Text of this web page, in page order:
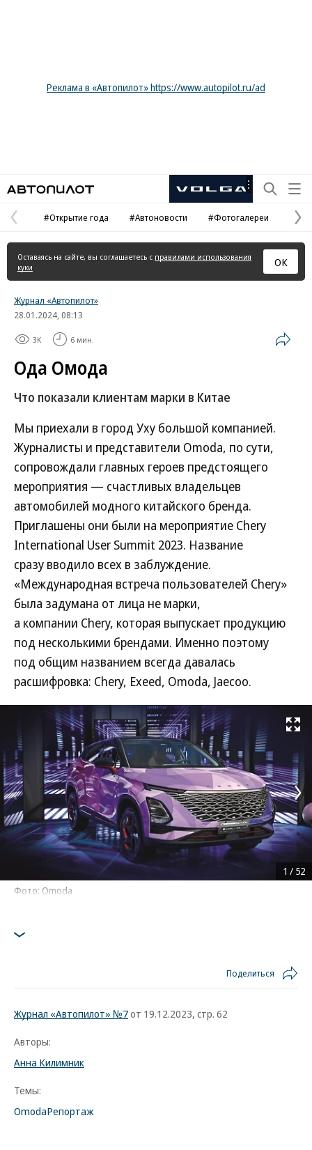
Реклама в «Автопилот» https://www.autopilot.ru/ad
Рекламная
Предыдущая
страница
#Открытие года #Автоновости #Фотогалереи
Оставаясь на сайте, вы соглашаетесь с правилами использования
куки
ОК
Журнал «Автопилот»
28.01.2024, 08:13
3K 6 мин.
Ода Омода
Что показали клиентам марки в Китае
Мы приехали в город Уху большой компанией.
Журналисты и представители Omoda, по сути,
сопровождали главных героев предстоящего
мероприятия — счастливых владельцев
автомобилей модного китайского бренда.
Приглашены они были на мероприятие Chery
International User Summit 2023. Название
сразу вводило всех в заблуждение.
«Международная встреча пользователей Chery»
была задумана от лица не марки,
а компании Chery, которая выпускает продукцию
под несколькими брендами. Именно поэтому
под общим названием всегда давалась
расшифровка: Chery, Exeed, Omoda, Jaecoo.
Развернуть
Фото: Omoda
1 / 52
Поделиться
Журнал «Автопилот» №7от 19.12.2023, стр. 62
Авторы:
Анна Килимник
Темы:
OmodaРепортаж